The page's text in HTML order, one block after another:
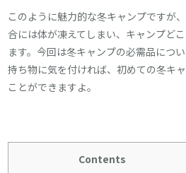
このように魅力的な冬キャンプですが
合には体が凍えてしまい、キャンプど
ます。今回は冬キャンプの必需品につ
持ち物に気を付ければ、初めての冬キ
ことができますよ。
Contents